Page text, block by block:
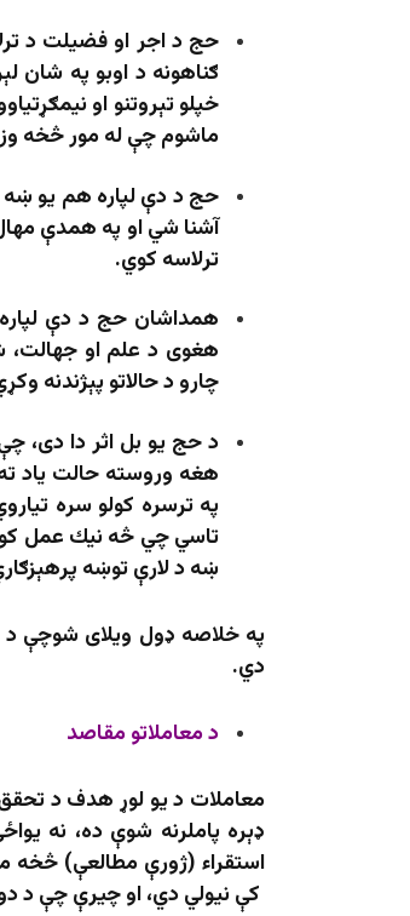
حج د اجر او فضیلت د
ګناهونه د اوبو په شان
خپلو تېروتنو او
ماشوم چې له مور څخه
حج د دې لپاره هم یو ښه
آشنا شي او په همدې
ترلاسه کوي.
همداشان حج د دې
هغوی د علم او جهالت،
چارو د حالاتو پېژندنه
د حج یو بل اثر دا دی،
هغه وروسته حالت یاد
په ترسره کولو سره
تاسي چي څه نيك عمل
ښه د لارې توښه
په خلاصه ډول ویلای شوچې د
دي.
د معاملاتو مقاصد
معاملات د یو لوړ هدف د
ډېره پاملرنه شوې ده، نه
استقراء (ژورې مطالعې) څخه
کې نیولي دي، او چیرې چې د